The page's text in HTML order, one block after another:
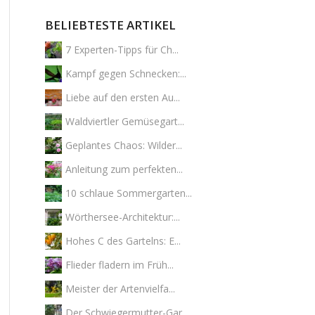
BELIEBTESTE ARTIKEL
7 Experten-Tipps für Ch...
Kampf gegen Schnecken:...
Liebe auf den ersten Au...
Waldviertler Gemüsegart...
Geplantes Chaos: Wilder...
Anleitung zum perfekten...
10 schlaue Sommergarten...
Wörthersee-Architektur:...
Hohes C des Gartelns: E...
Flieder fladern im Früh...
Meister der Artenvielfa...